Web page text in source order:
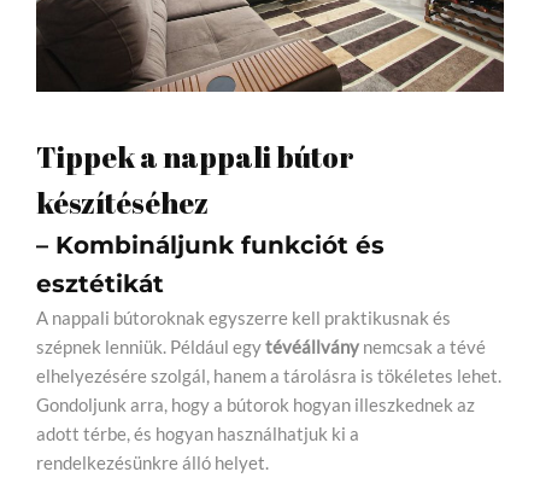
Tippek a nappali bútor
készítéséhez
– Kombináljunk funkciót és
esztétikát
A nappali bútoroknak egyszerre kell praktikusnak és
szépnek lenniük. Például egytévéállvány nemcsak a tévé
elhelyezésére szolgál, hanem a tárolásra is tökéletes lehet.
Gondoljunk arra, hogy a bútorok hogyan illeszkednek az
adott térbe, és hogyan használhatjuk ki a
rendelkezésünkre álló helyet.